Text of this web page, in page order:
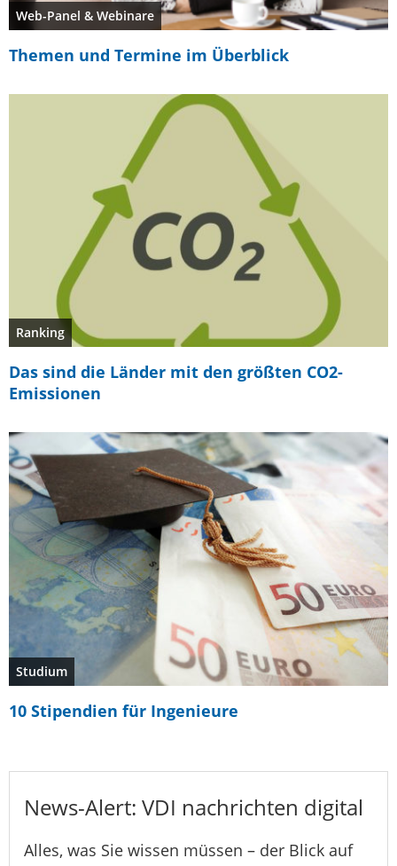
Web-Panel & Webinare
Themen und Termine im Überblick
Ranking
Das sind die Länder mit den größten CO2-
Emissionen
Studium
10 Stipendien für Ingenieure
News-Alert: VDI nachrichten digital
Alles, was Sie wissen müssen – der Blick auf